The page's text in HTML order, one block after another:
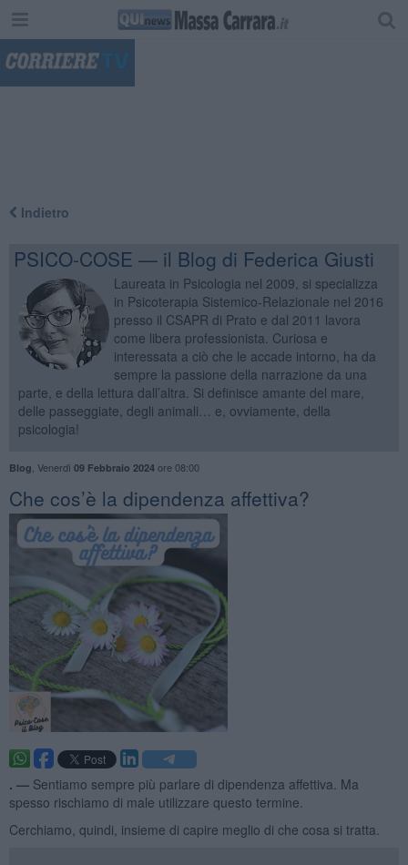
Indietro
PSICO-COSE — il Blog di Federica Giusti
Laureata in Psicologia nel 2009, si specializza
in Psicoterapia Sistemico-Relazionale nel 2016
presso il CSAPR di Prato e dal 2011 lavora
come libera professionista. Curiosa e
interessata a ciò che le accade intorno, ha da
sempre la passione della narrazione da una
parte, e della lettura dall’altra. Si definisce amante del mare,
delle passeggiate, degli animali… e, ovviamente, della
psicologia!
Blog Venerdì 09 Febbraio 2024ore 08:00
Che cos’è la dipendenza affettiva?
. — Sentiamo sempre più parlare di dipendenza affettiva. Ma
spesso rischiamo di male utilizzare questo termine.
Cerchiamo, quindi, insieme di capire meglio di che cosa si tratta.